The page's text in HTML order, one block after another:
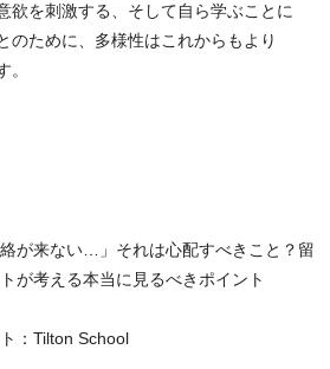
欲を刺激する、そして自ら学ぶことに
のために、多様性はこれからもより
。
絡が来ない…」それは心配すべきこと？留
が考える本当に見るべきポイント
：Tilton School